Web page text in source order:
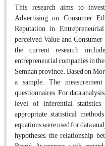
This research aims to
Advertising on Consumer
Reputation in
perceived Value and
the current research
entrepreneurial companies in
Semnan province. Based on
a sample. The
questionnaires. For data
level of inferential
appropriate statistical
equations were used for data
hypotheses, the relationship